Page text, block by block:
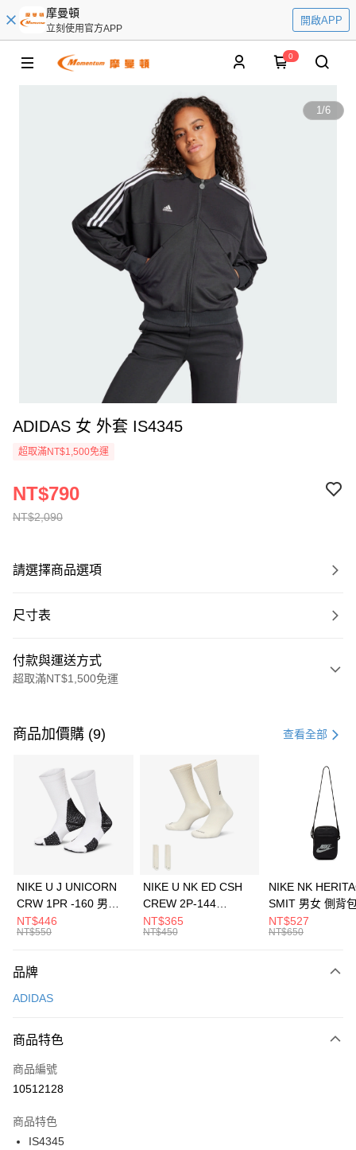
摩曼頓
立刻使用官方APP
開啟APP
0
1/6
ADIDAS 女 外套 IS4345
超取滿NT$1,500免運
NT$2,090
NT$790
請選擇商品選項
尺寸表
付款與運送方式
超取滿NT$1,500免運
信用卡一次付款
3 期 0 利率 每期 21家銀行
合作金庫商業銀行
第一商業銀行
華南商業銀行
彰化商業銀行
上海商業儲蓄銀行
元大商業銀行
台灣樂天信用卡公司
Apple Pay
全盈+PAY
AFTEE先享後付
【關於「AFTEE先享後付」】
便利好安心！
３．安心：先確認商品／服務後，再付款。
【「AFTEE先享後付」結帳流程】
１．於結帳方式選擇「AFTEE先享後付」後，將跳轉至「AFTEE先享後付」
２．訂單成立數日內，您將收到繳費通知簡訊。
３．收到繳費通知簡訊後14天內，點擊此簡訊中的連結，可透過四大超商／
ATM／網路銀行／等多元方式進行付款，方視為交易完成。
運送方式
每筆NT$100，滿NT$1,500(含以上)免運費
宅配
每筆NT$100，滿NT$1,500(含以上)免運費
付款後門市自取
每筆NT$100，滿NT$1,500(含以上)免運費
商品加價購 (9) 查看全部
NIKE U J UNICORN
CRW 1PR -160 男女
中統襪 FZ3393100
NT$446
NT$550
NIKE U NK ED CSH
CREW 2P-144
EMBRDY 男女 短統襪
FZ3073133
NT$365
NT$450
NIKE NK
SMIT 男女 側背
BA5871010
NT$527
NT$650
品牌
ADIDAS
商品特色
商品編號
10512128
商品特色
IS4345